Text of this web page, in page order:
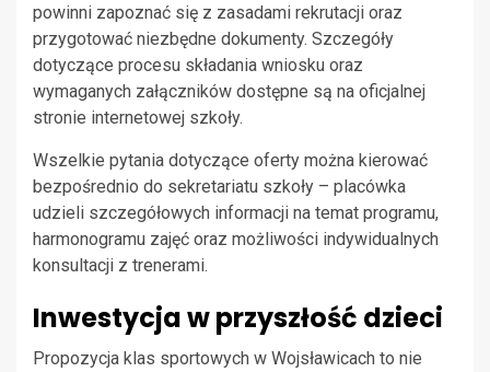
powinni zapoznać się z zasadami rekrutacji oraz
przygotować niezbędne dokumenty. Szczegóły
dotyczące procesu składania wniosku oraz
wymaganych załączników dostępne są na oficjalnej
stronie internetowej szkoły.
Wszelkie pytania dotyczące oferty można kierować
bezpośrednio do sekretariatu szkoły – placówka
udzieli szczegółowych informacji na temat programu,
harmonogramu zajęć oraz możliwości indywidualnych
konsultacji z trenerami.
Inwestycja w przyszłość dzieci
Propozycja klas sportowych w Wojsławicach to nie